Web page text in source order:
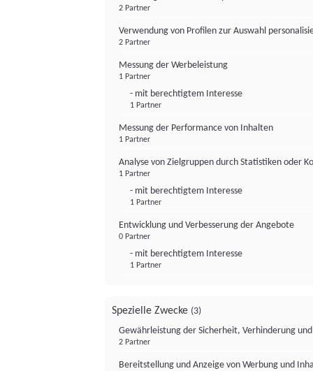
2 Partner
Verwendung von Profilen zur Auswahl
2 Partner
Messung der Werbeleistung
1 Partner
- mit berechtigtem Interesse
1 Partner
Messung der Performance von Inhalten
1 Partner
Analyse von Zielgruppen durch Statistiken oder
1 Partner
- mit berechtigtem Interesse
1 Partner
Entwicklung und Verbesserung der Angebote
0 Partner
- mit berechtigtem Interesse
1 Partner
Spezielle Zwecke (3)
Gewährleistung der Sicherheit, Verhinderung
2 Partner
Bereitstellung und Anzeige von Werbung und